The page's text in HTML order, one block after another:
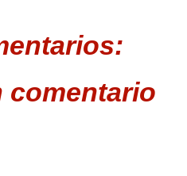
comentario